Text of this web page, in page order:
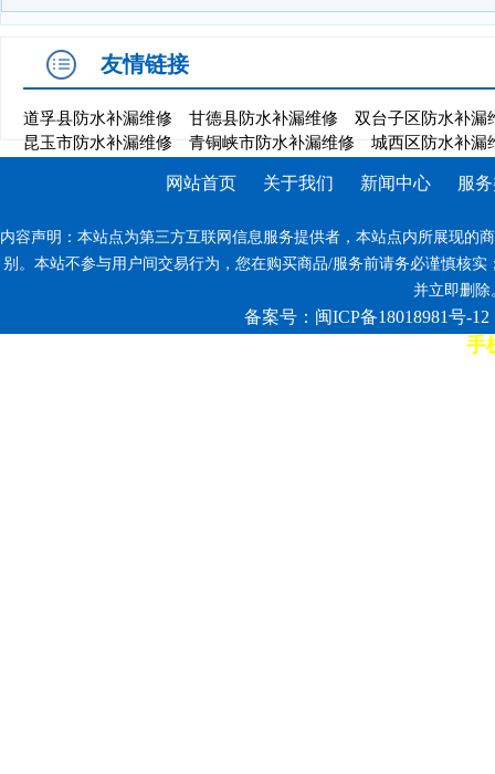
友情链接
道孚县防水补漏维修 甘德县防水补漏维修
双台子区防水补漏
昆玉市防水补漏维修
青铜峡市防水补漏维修 城西区防水补漏
网站首页 关于我们 新闻中心 服
内容声明：本站点为第三方互联网信息服务提供者，本站点内所展现的
别。本站不参与用户间交易行为，您在购买商品/服务前请务必谨慎核
并立即删除
备案号：闽ICP备18018981号-12
7*12小时客服热线: 康师傅手